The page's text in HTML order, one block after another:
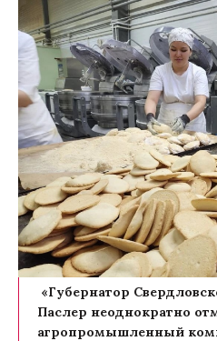
«Губернатор
Паслер неоднократно
агропромышленный